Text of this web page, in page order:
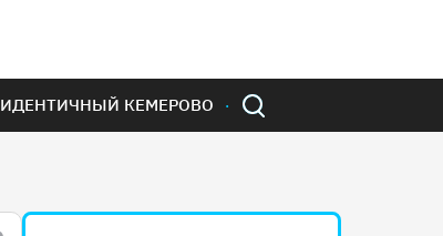
ИДЕНТИЧНЫЙ КЕМЕРОВО